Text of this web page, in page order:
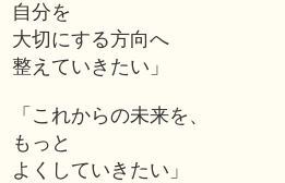
自分を
大切にする方向へ
整えていきたい」
「これからの未来を、
もっと
よくしていきたい」